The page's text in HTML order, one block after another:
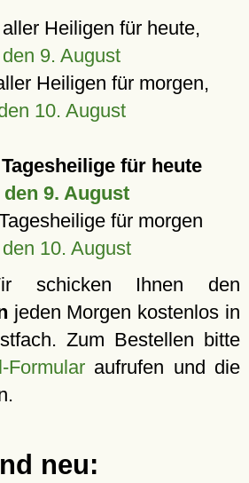
Heiligen für heute,
den 9. August
Heiligen für morgen,
10. August
für heute
den 9. August
für morgen
den 10. August
schicken Ihnen den
jeden Morgen kostenlos in
Zum Bestellen bitte
Formular aufrufen und die
neu: